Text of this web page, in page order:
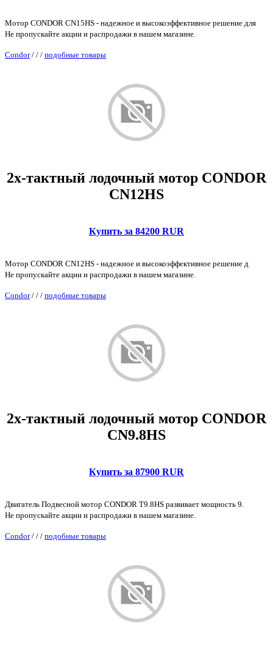
Мотор CONDOR CN15HS - надежное и высокоэффективное решение для
Не пропускайте акции и распродажи в нашем магазине.
Condor/ / / подобные товары
2х-тактный лодочный мотор CONDOR
CN12HS
Купить за 84200 RUR
Мотор CONDOR CN12HS - надежное и высокоэффективное решение д
Не пропускайте акции и распродажи в нашем магазине.
Condor/ / / подобные товары
2х-тактный лодочный мотор CONDOR
CN9.8HS
Купить за 87900 RUR
Двигатель Подвесной мотор CONDOR T9.8HS развивает мощность 9.
Не пропускайте акции и распродажи в нашем магазине.
Condor/ / / подобные товары